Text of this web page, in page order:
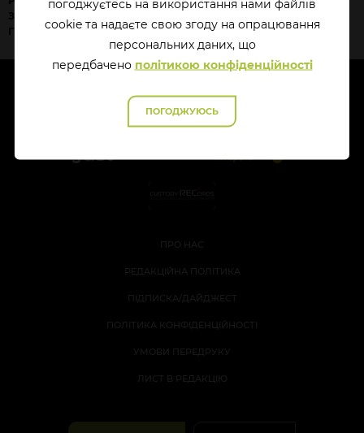
З Ю. БЄЛОУСОВИМ І Д.
ГЮЛЬМАГОМЕДОВИМ
погоджуєтесь на використання нами файлів
cookie та надаєте свою згоду на опрацювання
перcональних даних, що
передбачено політикою конфіденційності
ПОГОДЖУЮСЬ
ПРО НАС
РЕДАКЦІЙНА ПОЛІТИКА
ПІДПИСКА/ДАЙДЖЕСТ
ПОЛІТИКА КОНФІДЕНЦІЙНОСТІ
УМОВИ ПЕРЕДРУКУ
ЛИСТ В РЕДАКЦІЮ